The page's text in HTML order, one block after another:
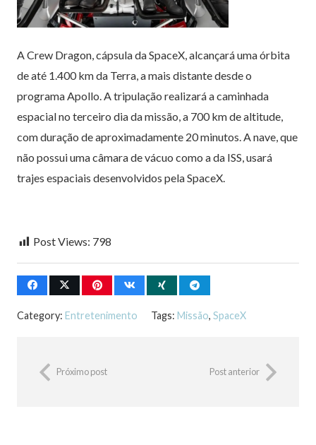
A Crew Dragon, cápsula da SpaceX, alcançará uma órbita
de até 1.400 km da Terra, a mais distante desde o
programa Apollo. A tripulação realizará a caminhada
espacial no terceiro dia da missão, a 700 km de altitude,
com duração de aproximadamente 20 minutos. A nave, que
não possui uma câmara de vácuo como a da ISS, usará
trajes espaciais desenvolvidos pela SpaceX.
Post Views: 798
Category: Entretenimento Tags:Missão,SpaceX
Próximo post Post anterior